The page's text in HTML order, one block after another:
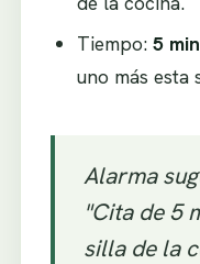
Tiempo:5
uno más esta
Alarma
"Cita de 5
silla de la